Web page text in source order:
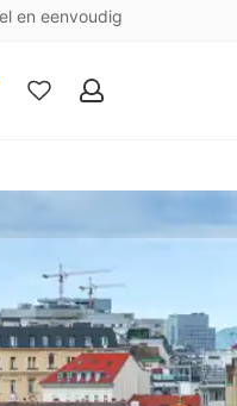
en eenvoudig
Mijn